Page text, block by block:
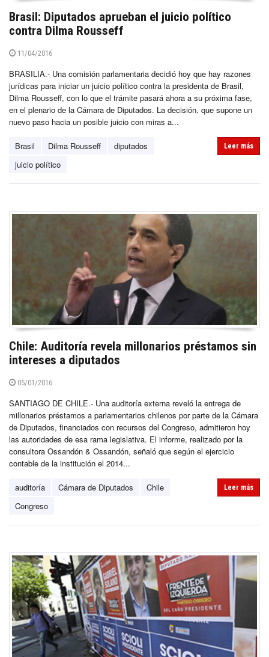
Brasil: Diputados aprueban el juicio político
contra Dilma Rousseff
11/04/2016
BRASILIA.- Una comisión parlamentaria decidió hoy que hay razones
jurídicas para iniciar un juicio político contra la presidenta de Brasil,
Dilma Rousseff, con lo que el trámite pasará ahora a su próxima fase,
en el plenario de la Cámara de Diputados. La decisión, que supone un
nuevo paso hacia un posible juicio con miras a...
Brasil Dilma Rousseff
diputados
juicio político
Leer más
Chile: Auditoría revela millonarios préstamos sin
intereses a diputados
05/01/2016
SANTIAGO DE CHILE.- Una auditoría externa reveló la entrega de
millonarios préstamos a parlamentarios chilenos por parte de la Cámara
de Diputados, financiados con recursos del Congreso, admitieron hoy
las autoridades de esa rama legislativa. El informe, realizado por la
consultora Ossandón & Ossandón, señaló que según el ejercicio
contable de la institución el 2014...
auditoría Cámara de Diputados
Chile
Congreso
Leer más